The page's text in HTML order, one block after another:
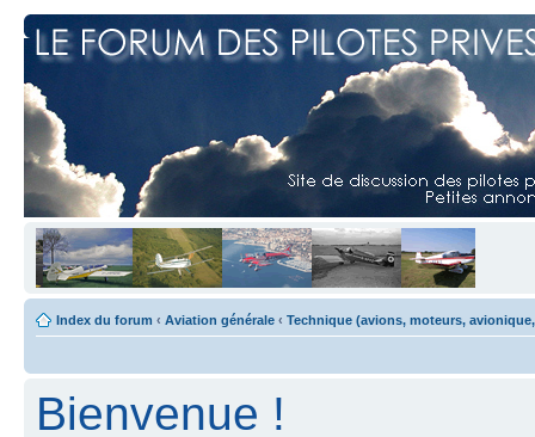
Index du forum ‹ Aviation générale ‹ Technique (avions, moteurs,
Bienvenue !